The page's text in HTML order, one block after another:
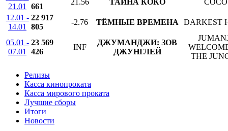
21.01
661
21.56 ТАЙНА КОКО
COCO
12.01 -
14.01
22 917
805
-2.76 ТЁМНЫЕ ВРЕМЕНА DARKEST
05.01 -
07.01
23 569
426
INF
ДЖУМАНДЖИ: ЗОВ
ДЖУНГЛЕЙ
THE
Релизы
Касса кинопроката
Касса мирового проката
Лучшие сборы
Итоги
Новости